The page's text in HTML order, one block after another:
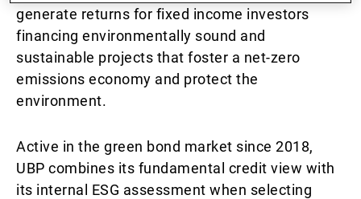
generate returns for fixed income investors
financing environmentally sound and
sustainable projects that foster a net-zero
emissions economy and protect the
environment.
Active in the green bond market since 2018,
UBP combines its fundamental credit view with
its internal ESG assessment when selecting